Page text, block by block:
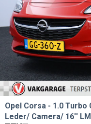
Opel Corsa
1.0 Turbo
Leder/ Camera/ 16''